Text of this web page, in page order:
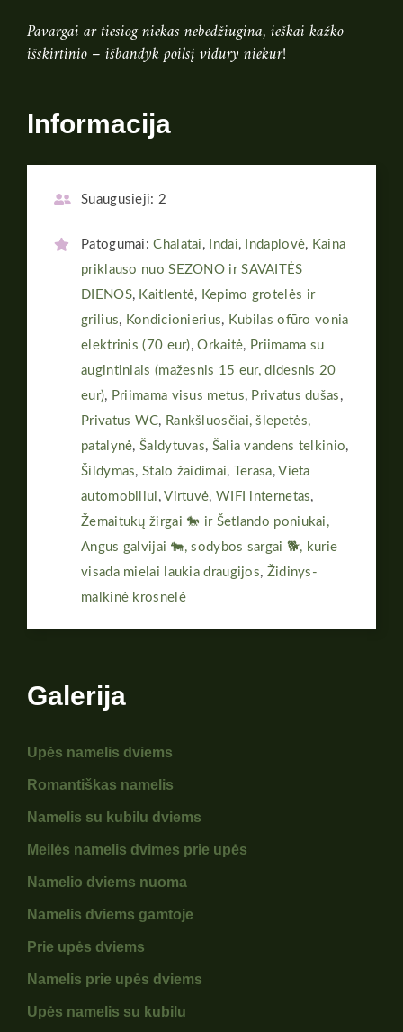
Pavargai ar tiesiog niekas nebedžiugina, ieškai kažko
išskirtinio – išbandyk poilsį vidury niekur!
Informacija
Suaugusieji: 2
Patogumai: Chalatai , Indai, Indaplovė, Kaina
priklauso nuo SEZONO ir SAVAITĖS
DIENOS, Kaitlentė, Kepimo grotelės ir
grilius, Kondicionierius, Kubilas ofūro vonia
elektrinis (70 eur),Orkaitė, Priimama su
augintiniais (mažesnis 15 eur, didesnis 20
eur), Priimama visus metus, Privatus dušas ,
Privatus WC, Rankšluosčiai, šlepetės,
patalynė,Šaldytuvas, Šalia vandens telkinio,
Šildymas,Stalo žaidimai, Terasa,Vieta
automobiliui ,Virtuvė, WIFI internetas,
Žemaitukų žirgai 🐎 ir Šetlando poniukai,
Angus galvijai 🐄, sodybos sargai 🐕, kurie
visada mielai laukia draugijos, Židinys-
malkinė krosnelė
Galerija
Upės namelis dviems
Romantiškas namelis
Namelis su kubilu dviems
Meilės namelis dvimes prie upės
Namelio dviems nuoma
Namelis dviems gamtoje
Prie upės dviems
Namelis prie upės dviems
Upės namelis su kubilu